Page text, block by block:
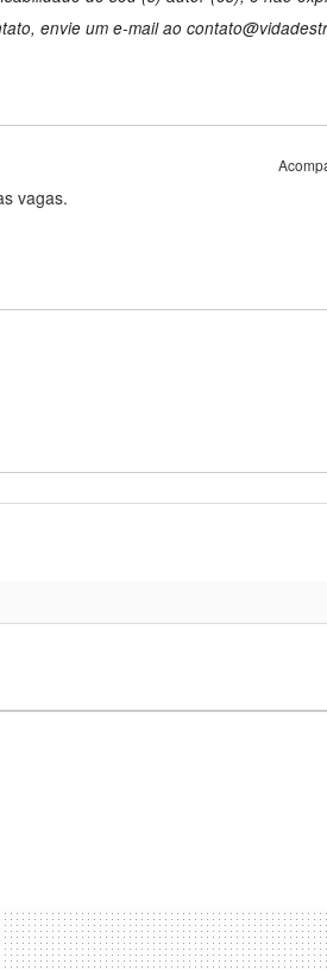
envie um e-mail ao
vagas.